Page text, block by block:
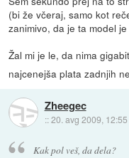
(bi že včeraj, samo kot
zanimivo, da je ta model
Žal mi je le, da nima
najcenejša plata zadnjih
Zheegec
::20. avg 2009, 12:55
Kak pol veš, da dela?